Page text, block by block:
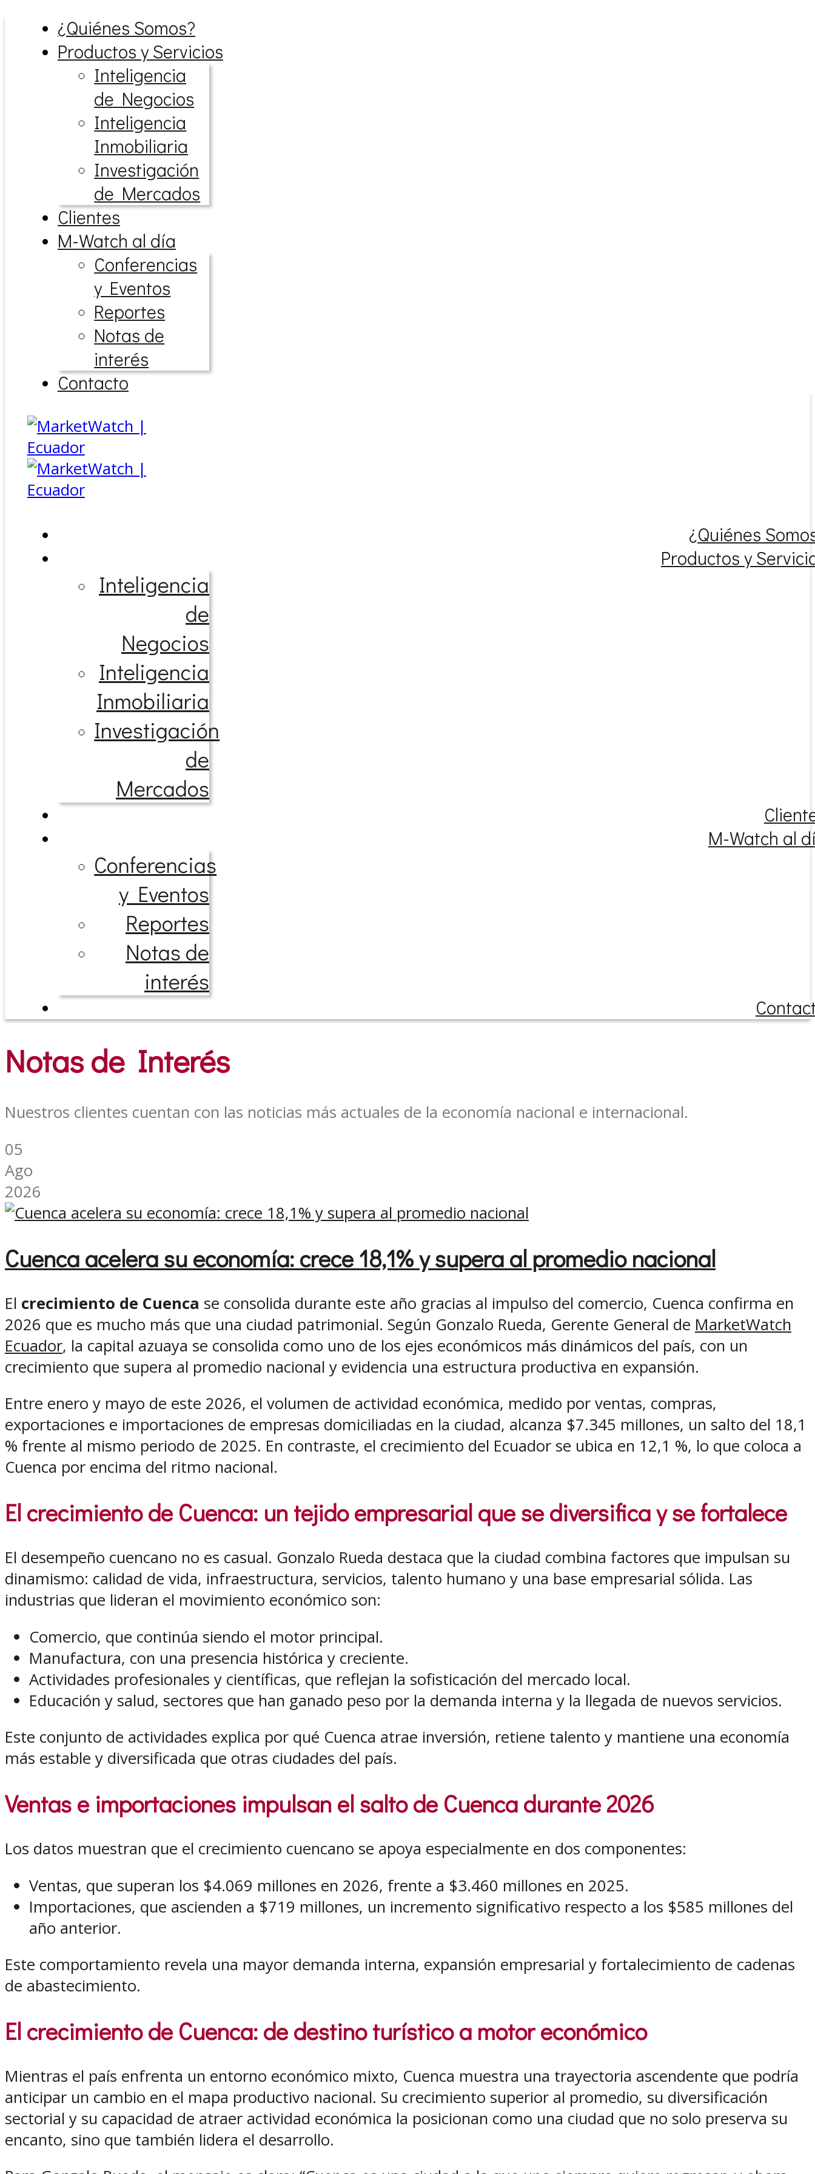
¿Quiénes Somos?
Productos y Servicios
Inteligencia
de Negocios
Inteligencia
Inmobiliaria
Investigación
de Mercados
Clientes
M-Watch al día
Conferencias
y Eventos
Reportes
Notas de
interés
Contacto
¿Quiénes
Productos y
Inteligencia
de
Negocios
Inteligencia
Inmobiliaria
Investigación
de
Mercados
M-Watch al
Conferencias
y Eventos
Reportes
Notas de
interés
Notas de Interés
Nuestros clientes cuentan con las noticias más actuales de la economía nacional e internacional.
05
Ago
2026
Cuenca acelera su economía: crece 18,1% y supera al promedio nacional
El crecimiento de Cuenca se consolida durante este año gracias al impulso del comercio, Cuenca confirma en
2026 que es mucho más que una ciudad patrimonial. Según Gonzalo Rueda, Gerente General de MarketWatch
Ecuador, la capital azuaya se consolida como uno de los ejes económicos más dinámicos del país, con un
crecimiento que supera al promedio nacional y evidencia una estructura productiva en expansión.
Entre enero y mayo de este 2026, el volumen de actividad económica, medido por ventas, compras,
exportaciones e importaciones de empresas domiciliadas en la ciudad, alcanza $7.345 millones, un salto del 18,1
% frente al mismo periodo de 2025. En contraste, el crecimiento del Ecuador se ubica en 12,1 %, lo que coloca a
Cuenca por encima del ritmo nacional.
El crecimiento de Cuenca: un tejido empresarial que se diversifica y se fortalece
El desempeño cuencano no es casual. Gonzalo Rueda destaca que la ciudad combina factores que impulsan su
dinamismo: calidad de vida, infraestructura, servicios, talento humano y una base empresarial sólida. Las
industrias que lideran el movimiento económico son:
Comercio, que continúa siendo el motor principal.
Manufactura, con una presencia histórica y creciente.
Actividades profesionales y científicas, que reflejan la sofisticación del mercado local.
Educación y salud, sectores que han ganado peso por la demanda interna y la llegada de nuevos servicios.
Este conjunto de actividades explica por qué Cuenca atrae inversión, retiene talento y mantiene una economía
más estable y diversificada que otras ciudades del país.
Ventas e importaciones impulsan el salto de Cuenca durante 2026
Los datos muestran que el crecimiento cuencano se apoya especialmente en dos componentes:
Ventas, que superan los $4.069 millones en 2026, frente a $3.460 millones en 2025.
Importaciones, que ascienden a $719 millones, un incremento significativo respecto a los $585 millones del
año anterior.
Este comportamiento revela una mayor demanda interna, expansión empresarial y fortalecimiento de cadenas
de abastecimiento.
El crecimiento de Cuenca: de destino turístico a motor económico
Mientras el país enfrenta un entorno económico mixto, Cuenca muestra una trayectoria ascendente que podría
anticipar un cambio en el mapa productivo nacional. Su crecimiento superior al promedio, su diversificación
sectorial y su capacidad de atraer actividad económica la posicionan como una ciudad que no solo preserva su
encanto, sino que también lidera el desarrollo.